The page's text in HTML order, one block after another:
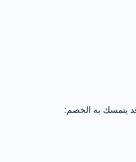
يتمسك به الخصم: